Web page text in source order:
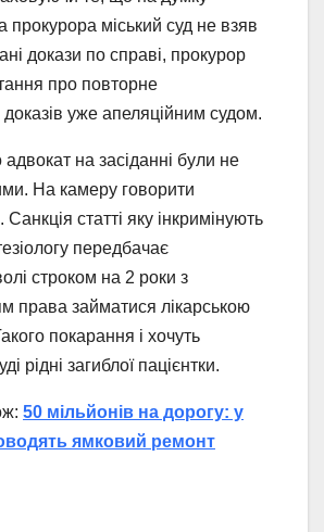
прокурора міський суд не взяв
докази по справі, прокурор
про повторне
уже апеляційним судом.
адвокат на засіданні були не
На камеру говорити
статті яку інкримінують
передбачає
строком на 2 роки з
права займатися лікарською
покарання і хочуть
рідні загиблої пацієнтки.
50 мільйонів на дорогу: у
ямковий ремонт